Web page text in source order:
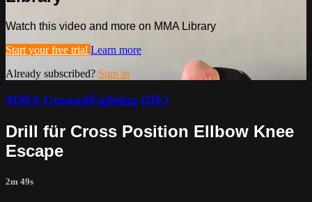
Watch this video and more on MMA Library
Start your free trial Learn more
Already subscribed? Sign in
MMA GroundFighting (DE)
Drill für Cross Position Ellbow Knee
Escape
2m 49s